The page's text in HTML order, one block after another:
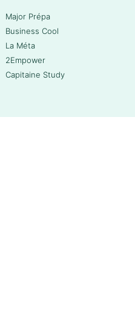
Major Prépa
Business Cool
La Méta
2Empower
Capitaine Study